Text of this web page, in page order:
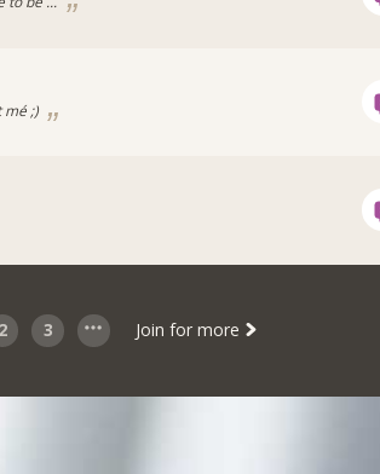
mé ;)
2 3 Join for more